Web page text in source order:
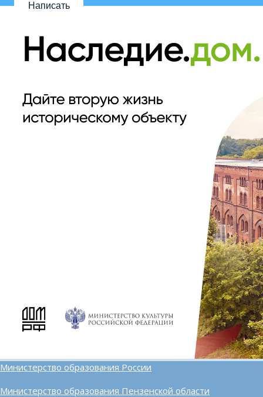
Написать
Министерство образования России
Министерство образования Пензенской области